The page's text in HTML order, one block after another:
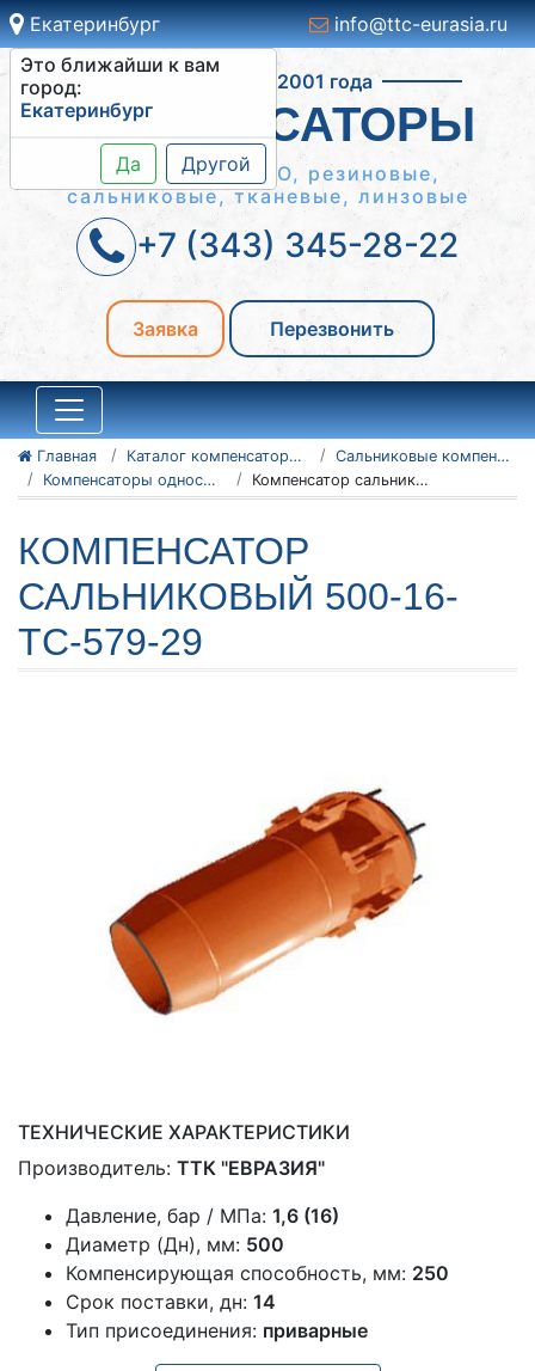
Екатеринбург
Это ближайши к вам
город:
Екатеринбург
Да Другой
info@ttc-eurasia.ru
Работаем с 2001 года
КОМПЕНСАТОРЫ
Сильфонные КСО, резиновые,
сальниковые, тканевые, линзовые
+7 (343) 345-28-22
Заявка Перезвонить
Главная Каталог компенсаторов
Сальниковые компенсаторы
Компенсаторы односторонние - серия 5.903-13
Компенсатор сальниковый 500-16-TC-579-29
КОМПЕНСАТОР
САЛЬНИКОВЫЙ 500-16-
TC-579-29
ТЕХНИЧЕСКИЕ ХАРАКТЕРИСТИКИ
Производитель: ТТК "ЕВРАЗИЯ"
Давление, бар / МПа: 1,6 (16)
Диаметр (Дн), мм: 500
Компенсирующая способность, мм: 250
Срок поставки, дн: 14
Тип присоединения: приварные